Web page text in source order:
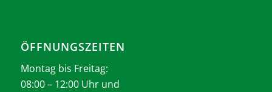
ÖFFNUNGSZEITEN
Montag bis Freitag:
08:00 – 12:00 Uhr und